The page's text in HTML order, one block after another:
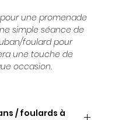
une promenade
simple séance de
foulard pour
une touche de
occasion.
/ foulards à